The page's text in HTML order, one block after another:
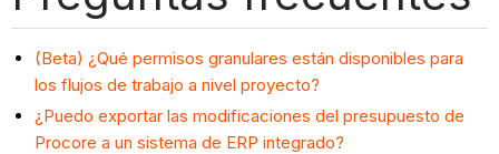
(Beta) ¿Qué permisos granulares están disponibles para
los flujos de trabajo a nivel proyecto?
¿Puedo exportar las modificaciones del presupuesto de
Procore a un sistema de ERP integrado?